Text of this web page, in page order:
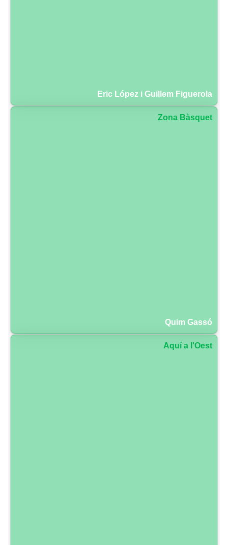
Eric López i Guillem Figuerola
Zona Bàsquet
Quim Gassó
Aquí a l'Oest